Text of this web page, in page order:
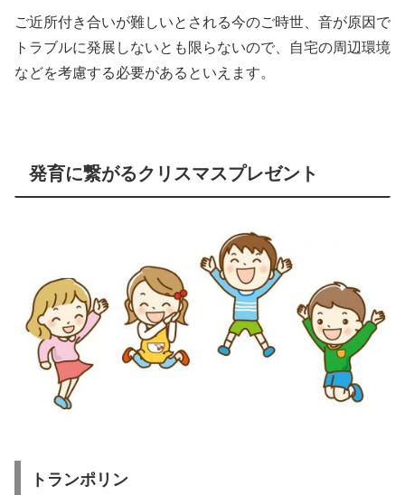
ご近所付き合いが難しいとされる今のご時世、音が原因で
トラブルに発展しないとも限らないので、自宅の周辺環境
などを考慮する必要があるといえます。
発育に繋がるクリスマスプレゼント
トランポリン